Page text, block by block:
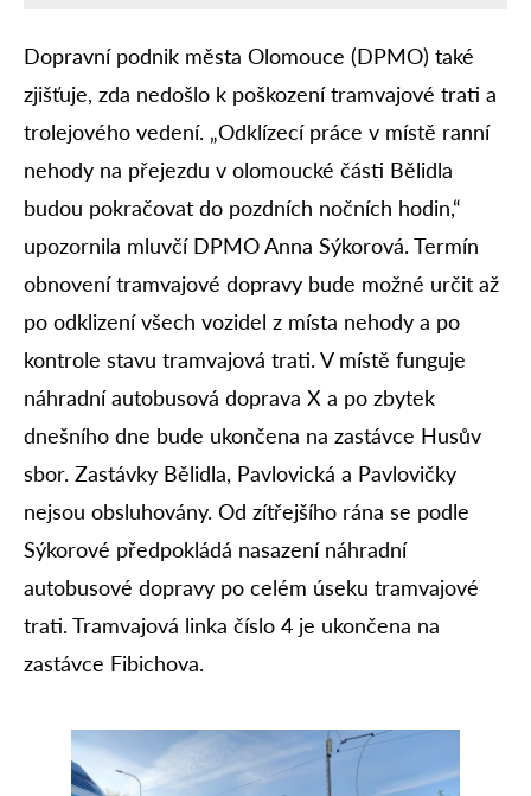
Dopravní podnik města Olomouce (DPMO) také
zjišťuje, zda nedošlo k poškození tramvajové trati a
trolejového vedení. „Odklízecí práce v místě ranní
nehody na přejezdu v olomoucké části Bělidla
budou pokračovat do pozdních nočních hodin,“
upozornila mluvčí DPMO Anna Sýkorová. Termín
obnovení tramvajové dopravy bude možné určit až
po odklizení všech vozidel z místa nehody a po
kontrole stavu tramvajová trati. V místě funguje
náhradní autobusová doprava X a po zbytek
dnešního dne bude ukončena na zastávce Husův
sbor. Zastávky Bělidla, Pavlovická a Pavlovičky
nejsou obsluhovány. Od zítřejšího rána se podle
Sýkorové předpokládá nasazení náhradní
autobusové dopravy po celém úseku tramvajové
trati. Tramvajová linka číslo 4 je ukončena na
zastávce Fibichova.